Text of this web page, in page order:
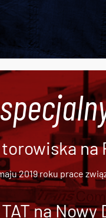
na
2019 roku prace
na Nowy